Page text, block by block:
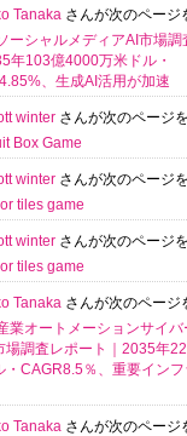
Tanaka さんが次のページ
ーシャルメディアAI市場調
年103億4000万米ドル・
、生成AI活用が加速
winter さんが次のページ
Box Game
winter さんが次のページ
tiles game
winter さんが次のページ
tiles game
Tanaka さんが次のページ
業オートメーションサイ
場調査レポート｜2035年
・CAGR8.5％、重要イン
Tanaka さんが次のページ